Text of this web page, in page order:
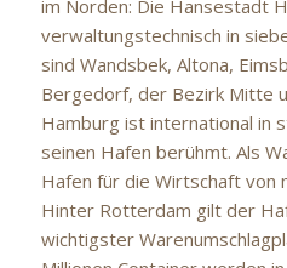
im Norden: Die Hansestadt
verwaltungstechnisch in
sind Wandsbek, Altona,
Bergedorf, der Bezirk Mitte
Hamburg ist international in
seinen Hafen berühmt. Als
Hafen für die Wirtschaft von
Hinter Rotterdam gilt der
wichtigster